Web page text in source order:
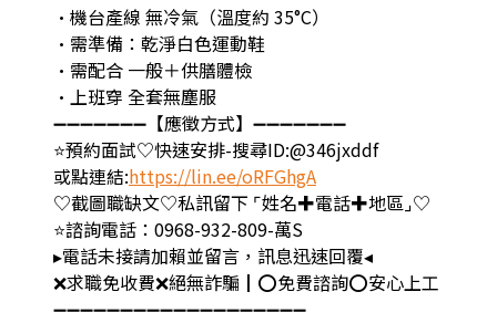
•機台產線 無冷氣（溫度約 35°C）
•需準備：乾淨白色運動鞋
•需配合 一般＋供膳體檢
•上班穿 全套無塵服
➖➖➖➖➖➖➖【應徵方式】➖➖➖➖➖➖➖
⭐預約面試♡快速安排-搜尋ID:@346jxddf
或點連結:https://lin.ee/oRFGhgA
♡截圖職缺文♡私訊留下 ⌜姓名✚電話✚地區⌟♡
⭐諮詢電話：0968-932-809-萬S
▸電話未接請加賴並留言，訊息迅速回覆◂
❌求職免收費❌絕無詐騙┃⭕️免費諮詢⭕️安心上工
➖➖➖➖➖➖➖➖➖➖➖➖➖➖➖➖➖➖➖